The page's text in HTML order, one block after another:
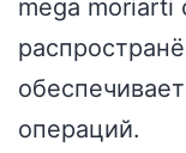
mega moriarti
операций.